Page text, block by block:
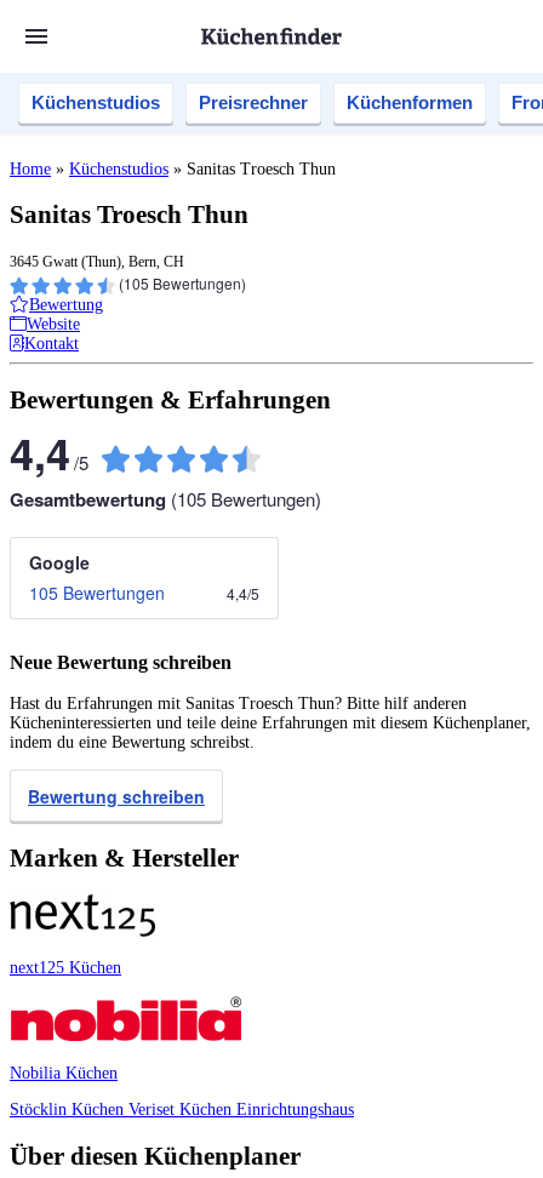
Küchenstudios Preisrechner Küchenformen
Home » Küchenstudios » Sanitas Troesch Thun
Sanitas Troesch Thun
3645 Gwatt (Thun), Bern, CH
(105 Bewertungen)
Bewertung
Website
Kontakt
Bewertungen & Erfahrungen
4,4/5
Gesamtbewertung (105 Bewertungen)
Google
105 Bewertungen
4,4/5
Neue Bewertung schreiben
Hast du Erfahrungen mit Sanitas Troesch Thun? Bitte hilf anderen
Kücheninteressierten und teile deine Erfahrungen mit diesem Küchenplaner,
indem du eine Bewertung schreibst.
Bewertung schreiben
Marken & Hersteller
next125 Küchen
Nobilia Küchen
Stöcklin Küchen Veriset Küchen Einrichtungshaus
Über diesen Küchenplaner